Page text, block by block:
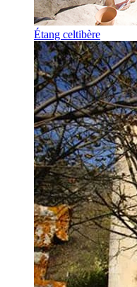
Étang celtibère